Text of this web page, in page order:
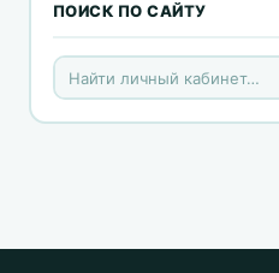
ПОИСК ПО САЙТУ